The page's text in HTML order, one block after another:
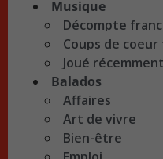
Musique
Décompte
Coups de coeur
Joué récemment
Balados
Affaires
Art de vivre
Bien-être